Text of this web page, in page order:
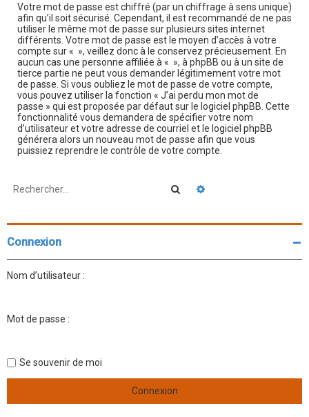
Votre mot de passe est chiffré (par un chiffrage à sens unique)
afin qu’il soit sécurisé. Cependant, il est recommandé de ne pas
utiliser le même mot de passe sur plusieurs sites internet
différents. Votre mot de passe est le moyen d’accès à votre
compte sur « », veillez donc à le conservez précieusement. En
aucun cas une personne affiliée à « », à phpBB ou à un site de
tierce partie ne peut vous demander légitimement votre mot
de passe. Si vous oubliez le mot de passe de votre compte,
vous pouvez utiliser la fonction « J’ai perdu mon mot de
passe » qui est proposée par défaut sur le logiciel phpBB. Cette
fonctionnalité vous demandera de spécifier votre nom
d’utilisateur et votre adresse de courriel et le logiciel phpBB
générera alors un nouveau mot de passe afin que vous
puissiez reprendre le contrôle de votre compte.
Rechercher
Connexion
Nom d’utilisateur :
Mot de passe :
Se souvenir de moi